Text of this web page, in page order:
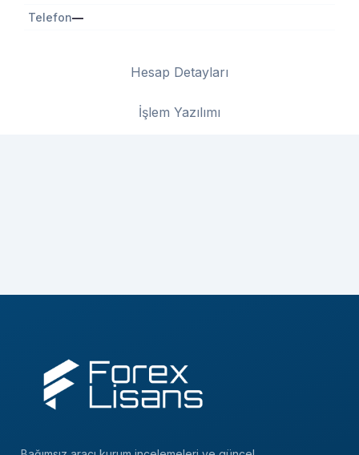
Hesap Detayları
İşlem Yazılımı
Telefon—